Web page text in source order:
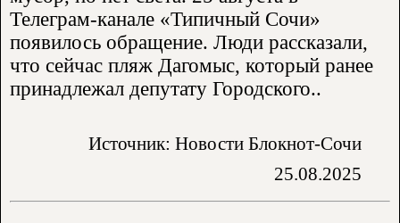
Телеграм-канале «Типичный Сочи»
появилось обращение. Люди рассказали,
что сейчас пляж Дагомыс, который ранее
принадлежал депутату Городского..
Источник: Новости Блокнот-Сочи
25.08.2025